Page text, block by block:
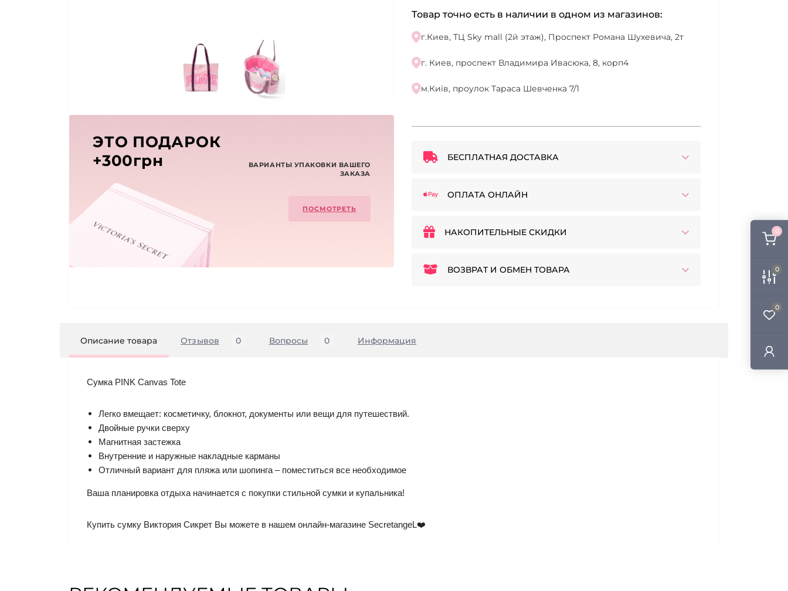
0
0
0
ЭТО ПОДАРОК
+300грн
ВАРИАНТЫ УПАКОВКИ ВАШЕГО
ЗАКАЗА
ПОСМОТРЕТЬ
Товар точно есть в наличии в одном из магазинов:
г.Киев, ТЦ Sky mall (2й этаж), Проспект Романа Шухевича, 2т
г. Киев, проспект Владимира Ивасюка, 8, корп4
м.Київ, проулок Тараса Шевченка 7/1
БЕСПЛАТНАЯ ДОСТАВКА
ОПЛАТА ОНЛАЙН
НАКОПИТЕЛЬНЫЕ СКИДКИ
ВОЗВРАТ И ОБМЕН ТОВАРА
Описание товара Отзывов 0 Вопросы 0 Информация
Сумка PINK Canvas Tote
Легко вмещает: косметичку, блокнот, документы или вещи для путешествий.
Двойные ручки сверху
Магнитная застежка
Внутренние и наружные накладные карманы
Отличный вариант для пляжа или шопинга – поместиться все необходимое
Ваша планировка отдыха начинается с покупки стильной сумки и купальника!
Купить сумку Виктория Сикрет Вы можете в нашем онлайн-магазине SecretangeL❤️